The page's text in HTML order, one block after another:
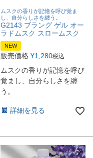
ムスクの香りが記憶を呼び覚ま
し、自分らしさを纏う。
G2143 ブラング ゲル オー
ラドムスク スロームスク
NEW
販売価格 ¥1,280税込
ムスクの香りが記憶を呼び
覚まし、自分らしさを纏
う。
詳細を見る